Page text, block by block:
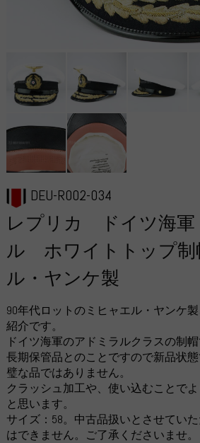
DEU-R002-034
レプリカ ドイツ海
ル ホワイトトップ
ル・ヤンケ製
90年代ロットのミヒャエル・ヤンケ
紹介です。
ドイツ海軍のアドミラルクラスの制帽
長期保管品とのことですので新品状
璧な品ではありません。
クラッシュ加工や、使い込むことで
と思います。
サイズ：58。中古品扱いとさせてい
はできません。ご了承くださいませ。